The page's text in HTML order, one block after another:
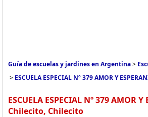
Guía de escuelas y jardines en Argentina>
> ESCUELA ESPECIAL Nº 379 AMOR Y
ESCUELA ESPECIAL Nº 379 AMOR Y
Chilecito, Chilecito